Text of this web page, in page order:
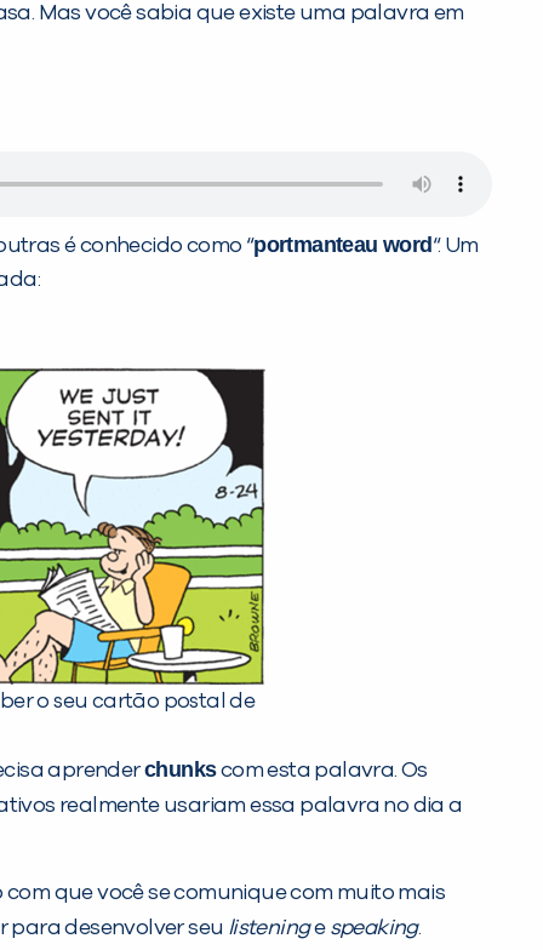
Mas você sabia que existe uma palavra em
é conhecido como “portmanteau word“. Um
o seu cartão postal de
aprenderchunkscom esta palavra. Os
realmente usariam essa palavra no dia a
que você se comunique com muito mais
para desenvolver seu listeninge speaking.